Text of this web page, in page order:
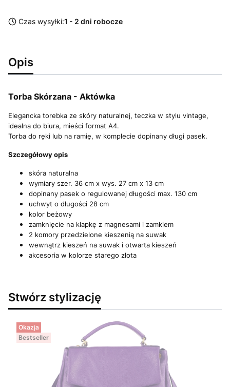
Czas wysyłki:1 - 2 dni robocze
Opis
Torba Skórzana - Aktówka
Elegancka torebka ze skóry naturalnej, teczka w stylu vintage,
idealna do biura, mieści format A4.
Torba do ręki lub na ramię, w komplecie dopinany długi pasek.
Szczegółowy opis
skóra naturalna
wymiary szer. 36 cm x wys. 27 cm x 13 cm
dopinany pasek o regulowanej długości max. 130 cm
uchwyt o długości 28 cm
kolor beżowy
zamknięcie na klapkę z magnesami i zamkiem
2 komory przedzielone kieszenią na suwak
wewnątrz kieszeń na suwak i otwarta kieszeń
akcesoria w kolorze starego złota
Stwórz stylizację
Okazja
Bestseller